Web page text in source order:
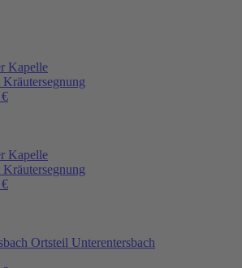
Kapelle
Kapelle
Ortsteil Unterentersbach